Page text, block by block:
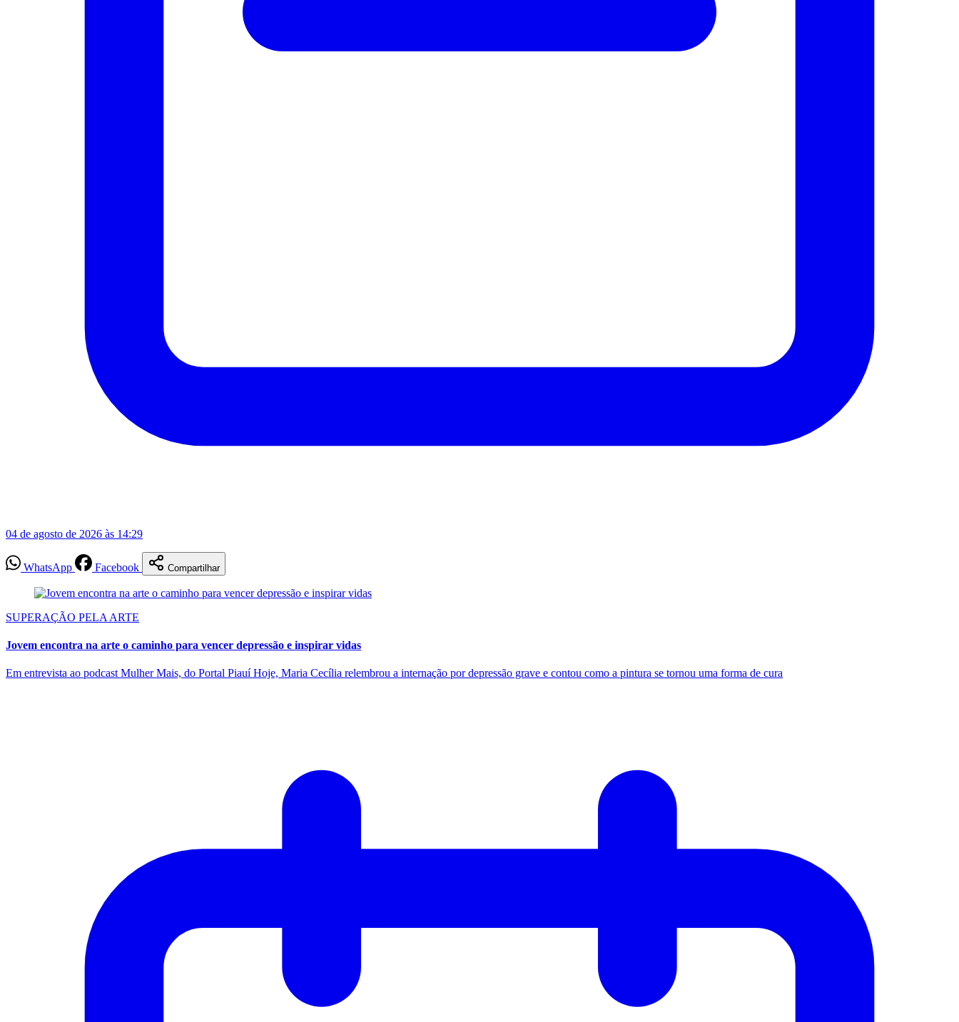
04 de agosto de 2026 às 14:29
WhatsApp Facebook Compartilhar
SUPERAÇÃO PELA ARTE
Jovem encontra na arte o caminho para vencer depressão e inspirar vidas
Em entrevista ao podcast Mulher Mais, do Portal Piauí Hoje, Maria Cecília relembrou a internação por depressão grave e contou como a pintura se tornou uma forma de cura